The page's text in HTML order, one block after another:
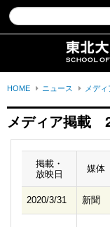
HOME ニュース メデ
メディア掲載
掲載・
放映日
媒体
2020/3/31 新聞